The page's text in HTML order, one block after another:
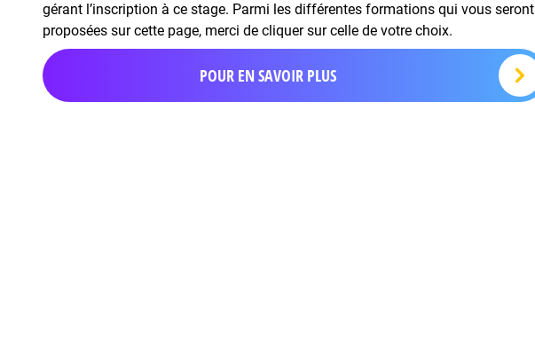
gérant l’inscription à ce stage. Parmi les différentes formations qui vous seront
proposées sur cette page, merci de cliquer sur celle de votre choix.
POUR EN SAVOIR PLUS